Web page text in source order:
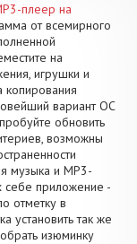
плеер на
от всемирного
на
игрушки и
вариант ОС
обновить
возможны
музыка и MP3-
себе приложение -
отметку в
установить так же
изюминку